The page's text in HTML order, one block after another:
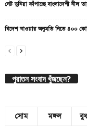
নেট দুনিয়া কাঁপাচ্ছে বাংলাদেশী নীল
বিদেশ যাওয়ার অনুমতি নিতে ৪০০
পুরাতন সংবাদ খুঁজছেন?
সোম
মঙ্গল বুধ